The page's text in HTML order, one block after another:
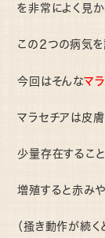
を非常によく見か
この２つの病気を
今回はそんなマ
マラセチアは皮
少量存在するこ
増殖すると赤み
（掻き動作が続